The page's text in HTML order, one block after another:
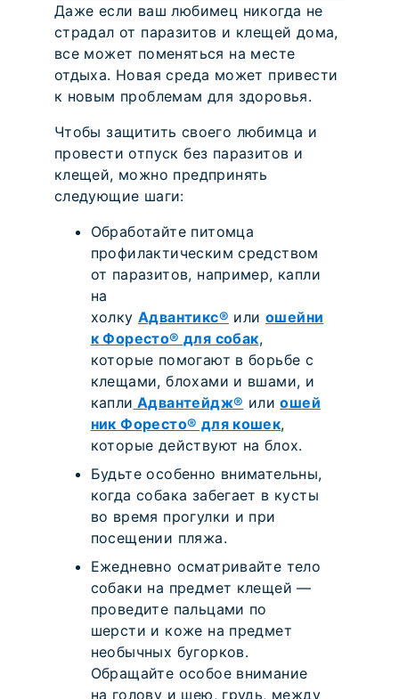
Даже если ваш любимец никогда не
страдал от паразитов и клещей дома,
все может поменяться на месте
отдыха. Новая среда может привести
к новым проблемам для здоровья.
Чтобы защитить своего любимца и
провести отпуск без паразитов и
клещей, можно предпринять
следующие шаги:
Обработайте питомца
профилактическим средством
от паразитов, например, капли
на
холку Адвантикс® или ошейни
к Форесто® для собак,
которые помогают в борьбе c
клещами, блохами и вшами, и
капли Адвантейдж® илиошей
ник Форесто® для кошек,
которые действуют на блох.
Будьте особенно внимательны,
когда собака забегает в кусты
во время прогулки и при
посещении пляжа.
Ежедневно осматривайте тело
собаки на предмет клещей —
проведите пальцами по
шерсти и коже на предмет
необычных бугорков.
Обращайте особое внимание
на голову и шею, грудь, между